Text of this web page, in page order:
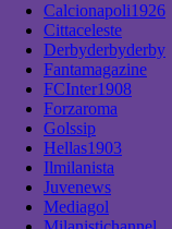
Calcionapoli1926
Cittaceleste
Derbyderbyderby
Fantamagazine
FCInter1908
Forzaroma
Golssip
Hellas1903
Ilmilanista
Juvenews
Mediagol